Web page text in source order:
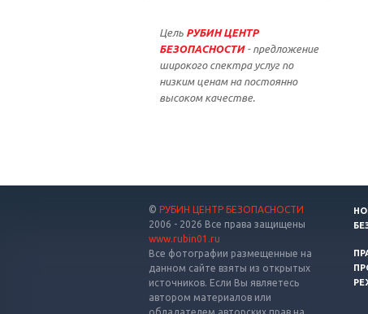
Цель РУБИН ЦЕНТР
БЕЗОПАСНОСТИ - предложение
широкого спектра услуг по
низким ценам на постоянно
высоком качестве.
© РУБИН ЦЕНТР БЕЗОПАСНОСТИ
2006 - 2026 Все права защищены
www.rubin01.ru
Все фотографии размещенные на
данном сайте взяты из открытых
источников. Если Вы являетесь
автором материалов или